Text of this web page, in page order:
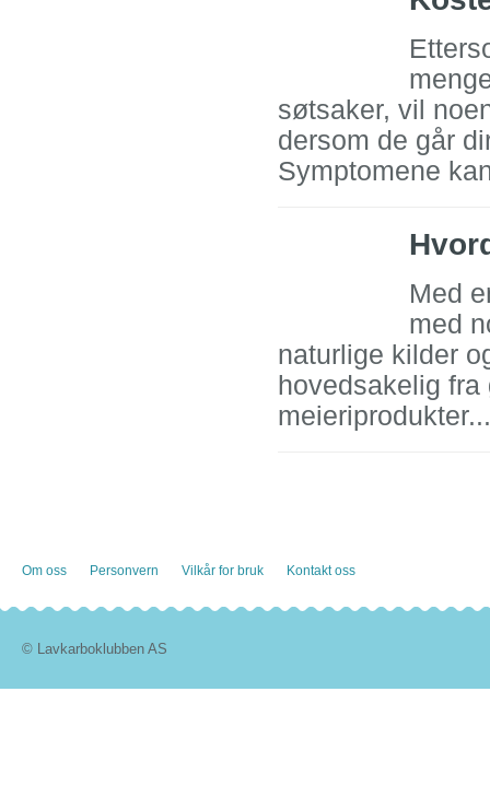
søtsaker, vil
dersom de går
Symptomene
Med
med
naturlige kilder
hovedsakelig
Om oss Personvern Vilkår for bruk Kontakt oss
© Lavkarboklubben AS